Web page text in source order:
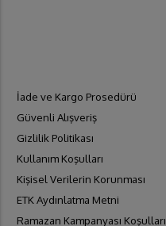
İade ve Kargo Prosedürü
Güvenli Alışveriş
Gizlilik Politikası
Kullanım Koşulları
Kişisel Verilerin Korunması
ETK Aydınlatma Metni
Ramazan Kampanyası Koşulları